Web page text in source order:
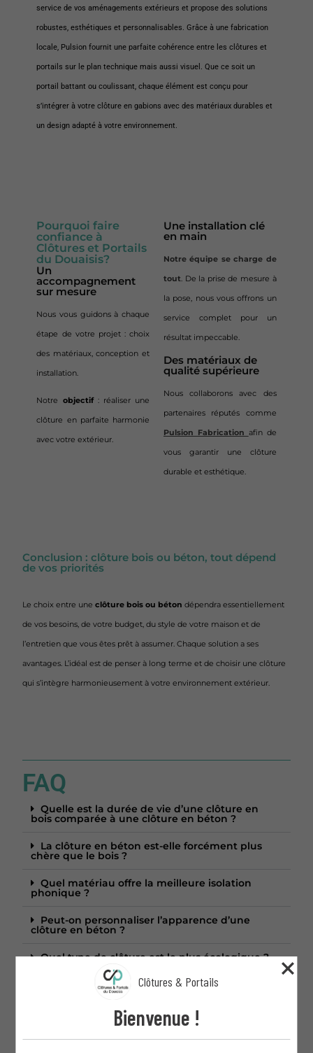
service de vos aménagements extérieurs et propose des solutions
robustes, esthétiques et personnalisables. Grâce à une fabrication
locale, Pulsion fournit une parfaite cohérence entre les clôtures et
portails sur le plan technique mais aussi visuel. Que ce soit un
portail battant ou coulissant, chaque élément est conçu pour
s’intégrer à votre clôture en gabions avec des matériaux durables et
un design adapté à votre environnement.
Pourquoi faire
confiance à
Clôtures et Portails
du Douaisis?
Un
accompagnement
sur mesure
Nous vous guidons à chaque
étape de votre projet : choix
des matériaux, conception et
installation.
Notre objectif : réaliser une
clôture en parfaite harmonie
avec votre extérieur.
Une installation clé
en main
Notre équipe se charge de
tout . De la prise de mesure à
la pose, nous vous offrons un
service complet pour un
résultat impeccable.
Des matériaux de
qualité supérieure
Nous collaborons avec des
partenaires réputés comme
Pulsion Fabrication afin de
vous garantir une clôture
durable et esthétique.
Conclusion : clôture bois ou béton, tout dépend
de vos priorités
Le choix entre uneclôture bois ou béton dépendra essentiellement
de vos besoins, de votre budget, du style de votre maison et de
l’entretien que vous êtes prêt à assumer. Chaque solution a ses
avantages. L’idéal est de penser à long terme et de choisir une clôture
qui s’intègre harmonieusement à votre environnement extérieur.
FAQ
Quelle est la durée de vie d’une clôture en
bois comparée à une clôture en béton ?
La clôture en béton est-elle forcément plus
chère que le bois ?
Quel matériau offre la meilleure isolation
phonique ?
Peut-on personnaliser l’apparence d’une
clôture en béton ?
Quel type de clôture est le plus écologique ?
Quelle clôture est la plus simple à poser soi-
Puis-je combiner bois et béton pour ma
Clôtures & Portails
Bienvenue !